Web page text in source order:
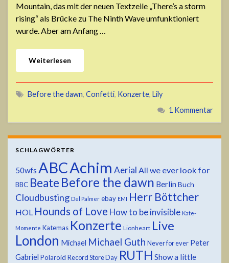
Mountain, das mit der neuen Textzeile „There’s a storm
rising“ als Brücke zu The Ninth Wave umfunktioniert
wurde. Aber am Anfang …
Weiterlesen
Before the dawn, Confetti, Konzerte, Lily
1 Kommentar
SCHLAGWÖRTER
50wfs ABCAchim Aerial All we ever look for
BBC Beate Before the dawn Berlin Buch
Cloudbusting Del Palmer ebay EMI Herr Böttcher
HOL Hounds of Love How to be invisible Kate-
Momente Katemas Konzerte Lionheart Live
London Michael Michael Guth Never for ever Peter
Gabriel Polaroid Record Store Day RUTH Show a little